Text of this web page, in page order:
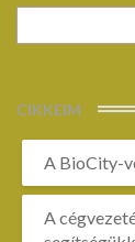
CIKKEIM
A BioCity-
A